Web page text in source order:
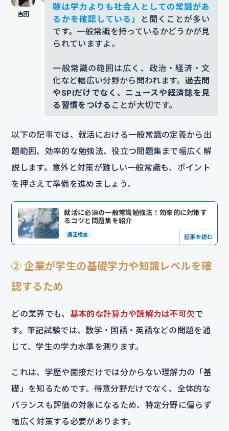
験は学力よりも社会人としての常識があ
るかを確認している」
と聞くことが多い
です。一般常識を持っているかどうかが見
られていますよ。
一般常識の範囲は広く、政治・経済・文
化など幅広い分野から問われます。 過去問
やSPIだけでなく、ニュースや経済誌を見
る習慣をつける ことが大切です。
以下の記事では、就活における一般常識の定義から出
題範囲、効率的な勉強法、役立つ問題集まで幅広く解
説します。意外と対策が難しい一般常識も、ポイント
を押さえて準備を進めましょう。
就活に必須の一般常識勉強法！効率的に対策す
るコツと問題集を紹介
適正検査 記事を読む
② 企業が学生の基礎学力や知識レベルを確
認するため
どの業界でも、 基本的な計算力や読解力は不可欠で
す。筆記試験では、数学・国語・英語などの問題を通
じて、学生の学力水準を測ります。
これは、学歴や面接だけでは分からない理解力の「基
礎」を知るためです。得意分野だけでなく、全体的な
バランスも評価の対象になるため、特定分野に偏らず
幅広く対策する必要があります。